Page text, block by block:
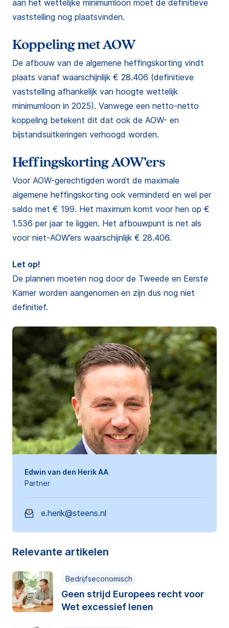
aan het wettelijke minimumloon moet de definitieve
vaststelling nog plaatsvinden.
Koppeling met AOW
De afbouw van de algemene heffingskorting vindt
plaats vanaf waarschijnlijk € 28.406 (definitieve
vaststelling afhankelijk van hoogte wettelijk
minimumloon in 2025). Vanwege een netto-netto
koppeling betekent dit dat ook de AOW- en
bijstandsuitkeringen verhoogd worden.
Heffingskorting AOW’ers
Voor AOW-gerechtigden wordt de maximale
algemene heffingskorting ook verminderd en wel per
saldo met € 199. Het maximum komt voor hen op €
1.536 per jaar te liggen. Het afbouwpunt is net als
voor niet-AOW’ers waarschijnlijk € 28.406.
Let op!
De plannen moeten nog door de Tweede en Eerste
Kamer worden aangenomen en zijn dus nog niet
definitief.
Edwin van den Herik AA
Partner
e.herik@steens.nl
Relevante artikelen
Bedrijfseconomisch
Geen strijd Europees recht voor
Wet excessief lenen